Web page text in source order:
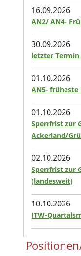
16.09.2026
AN2/ AN4-
30.09.2026
letzter Termin
01.10.2026
AN5- früheste
01.10.2026
Sperrfrist zur
Ackerland/
02.10.2026
Sperrfrist zur
(landesweit)
10.10.2026
ITW-